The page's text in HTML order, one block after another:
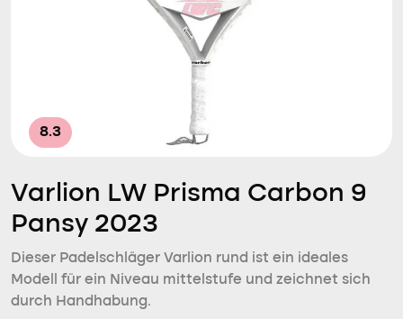
8.3
Varlion LW Prisma Carbon 9
Pansy 2023
Dieser Padelschläger Varlion rund ist ein ideales
Modell für ein Niveau mittelstufe und zeichnet sich
durch Handhabung.